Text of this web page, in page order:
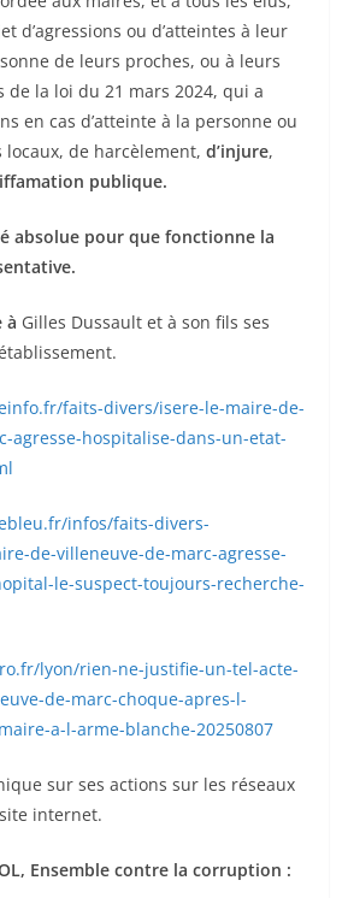
d’agressions ou d’atteintes à leur
de leurs proches, ou à leurs
de la loi du 21 mars 2024, qui a
en cas d’atteinte à la personne ou
de harcèlement, d’injure,
publique.
absolue pour que fonctionne la
à Gilles Dussault et à son fils ses
faits-divers/isere-le-maire-de-
agresse-hospitalise-dans-un-etat-
infos/faits-divers-
de-villeneuve-de-marc-agresse-
le-suspect-toujours-recherche-
lyon/rien-ne-justifie-un-tel-acte-
de-marc-choque-apres-l-
a-l-arme-blanche-20250807
sur ses actions sur les réseaux
internet.
Ensemble contre la corruption :